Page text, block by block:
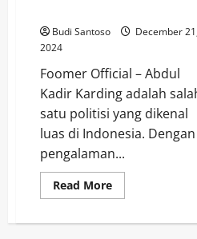
Budi Santoso
December 21,
2024
Foomer Official – Abdul
Kadir Karding adalah
satu politisi yang dikenal
luas di Indonesia. Dengan
pengalaman...
Read MoreRead
more
Kadir